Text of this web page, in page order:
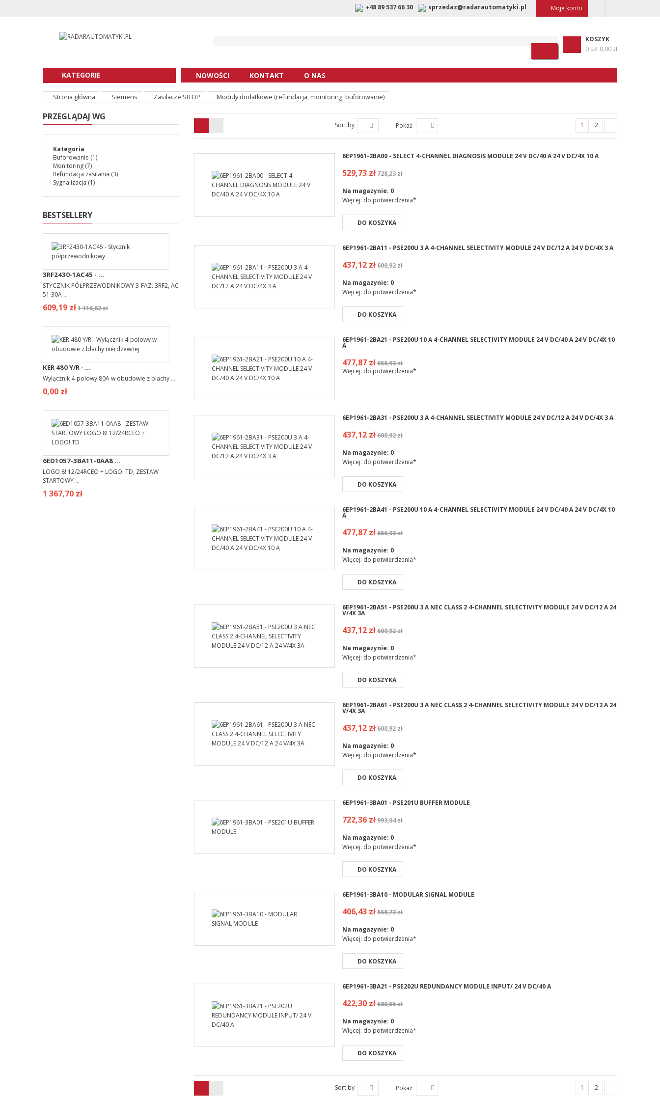
+48 89 537 66 30 sprzedaz@radarautomatyki.pl Moje konto
KOSZYK
0 szt 0,00 zł
KATEGORIE NOWOŚCI KONTAKT O NAS
Strona główna Siemens Zasilacze SITOP Moduły dodatkowe (refundacja, monitoring, buforowanie)
PRZEGLĄDAJ WG
Kategoria
Buforowanie (1)
Monitoring (7)
Refundacja zasilania (3)
Sygnalizacja (1)
BESTSELLERY
3RF2430-1AC45 - ...
STYCZNIK PÓŁPRZEWODNIKOWY 3-FAZ. 3RF2, AC
51 30A ...
609,19 zł1 116,62 zł
KER 480 Y/R - ...
Wyłącznik 4-polowy 80A w obudowie z blachy ...
0,00 zł
6ED1057-3BA11-0AA8 ...
LOGO 8! 12/24RCEO + LOGO! TD, ZESTAW
STARTOWY ...
1 367,70 zł
Sort by Pokaż 1 2
6EP1961-2BA00 - SELECT 4-CHANNEL DIAGNOSIS MODULE 24 V DC/40 A 24 V DC/4X 10 A
529,73 zł728,23 zł
Na magazynie: 0
Więcej: do potwierdzenia*
DO KOSZYKA
6EP1961-2BA11 - PSE200U 3 A 4-CHANNEL SELECTIVITY MODULE 24 V DC/12 A 24 V DC/4X 3 A
437,12 zł600,92 zł
Na magazynie: 0
Więcej: do potwierdzenia*
DO KOSZYKA
6EP1961-2BA21 - PSE200U 10 A 4-CHANNEL SELECTIVITY MODULE 24 V DC/40 A 24 V DC/4X 10
A
477,87 zł656,93 zł
Więcej: do potwierdzenia*
6EP1961-2BA31 - PSE200U 3 A 4-CHANNEL SELECTIVITY MODULE 24 V DC/12 A 24 V DC/4X 3 A
437,12 zł600,92 zł
Na magazynie: 0
Więcej: do potwierdzenia*
DO KOSZYKA
6EP1961-2BA41 - PSE200U 10 A 4-CHANNEL SELECTIVITY MODULE 24 V DC/40 A 24 V DC/4X 10
A
477,87 zł656,93 zł
Na magazynie: 0
Więcej: do potwierdzenia*
DO KOSZYKA
6EP1961-2BA51 - PSE200U 3 A NEC CLASS 2 4-CHANNEL SELECTIVITY MODULE 24 V DC/12 A 24
V/4X 3A
437,12 zł600,92 zł
Na magazynie: 0
Więcej: do potwierdzenia*
DO KOSZYKA
6EP1961-2BA61 - PSE200U 3 A NEC CLASS 2 4-CHANNEL SELECTIVITY MODULE 24 V DC/12 A 24
V/4X 3A
437,12 zł600,92 zł
Na magazynie: 0
Więcej: do potwierdzenia*
DO KOSZYKA
6EP1961-3BA01 - PSE201U BUFFER MODULE
722,36 zł993,04 zł
Na magazynie: 0
Więcej: do potwierdzenia*
DO KOSZYKA
6EP1961-3BA10 - MODULAR SIGNAL MODULE
406,43 zł558,72 zł
Na magazynie: 0
Więcej: do potwierdzenia*
DO KOSZYKA
6EP1961-3BA21 - PSE202U REDUNDANCY MODULE INPUT/ 24 V DC/40 A
422,30 zł580,55 zł
Na magazynie: 0
Więcej: do potwierdzenia*
DO KOSZYKA
Sort by Pokaż 1 2